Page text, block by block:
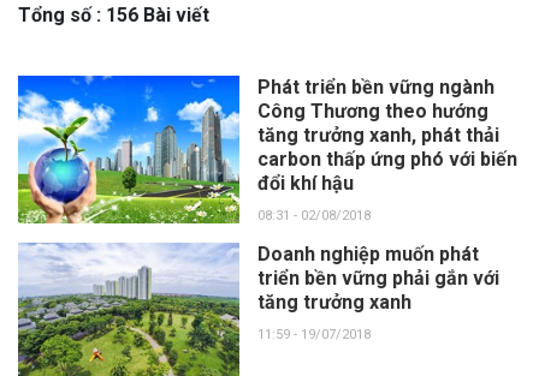
Tổng số : 156 Bài viết
Phát triển bền vững ngành
Công Thương theo hướng
tăng trưởng xanh, phát thải
carbon thấp ứng phó với biến
đổi khí hậu
08:31 - 02/08/2018
Doanh nghiệp muốn phát
triển bền vững phải gắn với
tăng trưởng xanh
11:59 - 19/07/2018